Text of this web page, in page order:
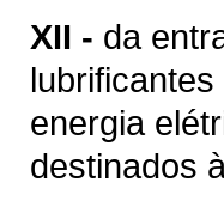
XII - da
energia
destinados